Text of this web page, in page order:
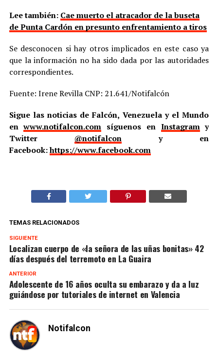
Lee también: Cae muerto el atracador de la buseta
de Punta Cardón en presunto enfrentamiento a tiros
Se desconocen si hay otros implicados en este caso ya
que la información no ha sido dada por las autoridades
correspondientes.
Fuente: Irene Revilla CNP: 21.641/Notifalcón
Sigue las noticias de Falcón, Venezuela y el Mundo
enwww.notifalcon.com síguenos en Instagramy
Twitter @notifalcony en
Facebook:https://www.facebook.com
TEMAS RELACIONADOS
SIGUIENTE
Localizan cuerpo de «la señora de las uñas bonitas» 42
días después del terremoto en La Guaira
ANTERIOR
Adolescente de 16 años oculta su embarazo y da a luz
guiándose por tutoriales de internet en Valencia
Notifalcon